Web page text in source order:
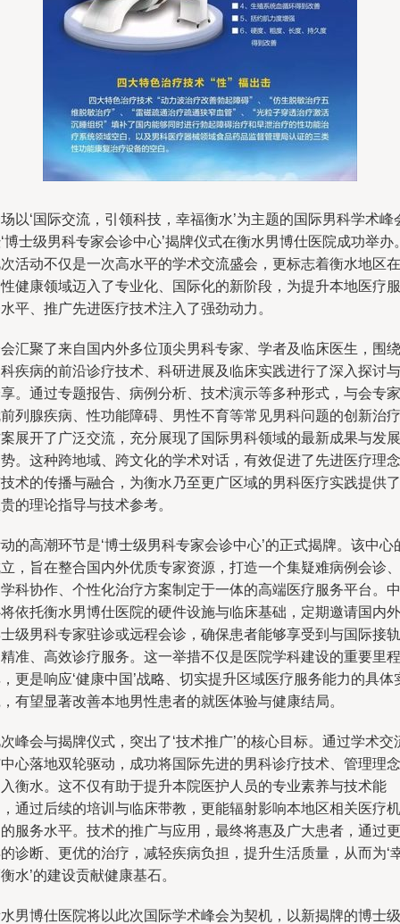
以‘国际交流，引领科技，幸福衡水’为主题的国际男科学术峰
博士级男科专家会诊中心’揭牌仪式在衡水男博仕医院成功举办
活动不仅是一次高水平的学术交流盛会，更标志着衡水地区在
健康领域迈入了专业化、国际化的新阶段，为提升本地医疗服
平、推广先进医疗技术注入了强劲动力。
汇聚了来自国内外多位顶尖男科专家、学者及临床医生，围绕
疾病的前沿诊疗技术、科研进展及临床实践进行了深入探讨与
。通过专题报告、病例分析、技术演示等多种形式，与会专家
列腺疾病、性功能障碍、男性不育等常见男科问题的创新治疗
展开了广泛交流，充分展现了国际男科领域的最新成果与发展
。这种跨地域、跨文化的学术对话，有效促进了先进医疗理念
术的传播与融合，为衡水乃至更广区域的男科医疗实践提供了
的理论指导与技术参考。
的高潮环节是‘博士级男科专家会诊中心’的正式揭牌。该中心
，旨在整合国内外优质专家资源，打造一个集疑难病例会诊、
科协作、个性化治疗方案制定于一体的高端医疗服务平台。中
依托衡水男博仕医院的硬件设施与临床基础，定期邀请国内外
级男科专家驻诊或远程会诊，确保患者能够享受到与国际接轨
准、高效诊疗服务。这一举措不仅是医院学科建设的重要里程
更是响应‘健康中国’战略、切实提升区域医疗服务能力的具体
有望显著改善本地男性患者的就医体验与健康结局。
峰会与揭牌仪式，突出了‘技术推广’的核心目标。通过学术交
心落地双轮驱动，成功将国际先进的男科诊疗技术、管理理念
衡水。这不仅有助于提升本院医护人员的专业素养与技术能
通过后续的培训与临床带教，更能辐射影响本地区相关医疗机
服务水平。技术的推广与应用，最终将惠及广大患者，通过更
诊断、更优的治疗，减轻疾病负担，提升生活质量，从而为‘
水’的建设贡献健康基石。
男博仕医院将以此次国际学术峰会为契机，以新揭牌的博士级